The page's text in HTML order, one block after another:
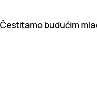
Čestitamo budućim